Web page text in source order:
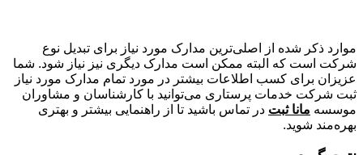
موارد ذکر شده از اصلی‌ترین مدارک مورد نیاز برای تبدیل نوع
شرکت است که البته ممکن است مدارک دیگری نیز نیاز شود. شما
عزیزان برای کسب اطلاعات بیشتر در مورد تمام مدارک مورد نیاز
ثبت شرکت خدمات پرستاری می‌توانید با کارشناسان و مشاوران
موسسه مانا ثبت در تماس باشید تا از راهنمایی بیشتر و بهتری
بهره‌مند شوید.